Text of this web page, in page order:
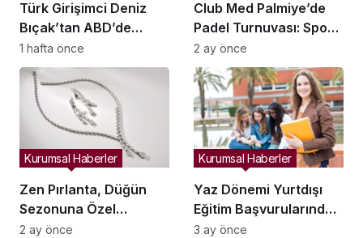
Türk Girişimci Deniz
Bıçak’tan ABD’de
Bebek Güvenli
Uykusuna Yenilikçi
Dokunuş
1 hafta önce
Club Med Palmiye’de
Padel Turnuvası: Spor
ve Sosyal Yaşam
Buluşması
2 ay önce
Zen Pırlanta, Düğün
Sezonuna Özel
Koleksiyonlarla Çiftlere
Kurumsal Haberler
2 ay önce
Yaz Dönemi Yurtdışı
Eğitim Başvurularında
Yüzde 40 Artış
Kurumsal Haberler
3 ay önce